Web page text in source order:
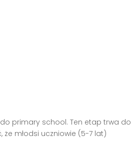
primary school. Ten etap trwa do
młodsi uczniowie (5-7 lat)